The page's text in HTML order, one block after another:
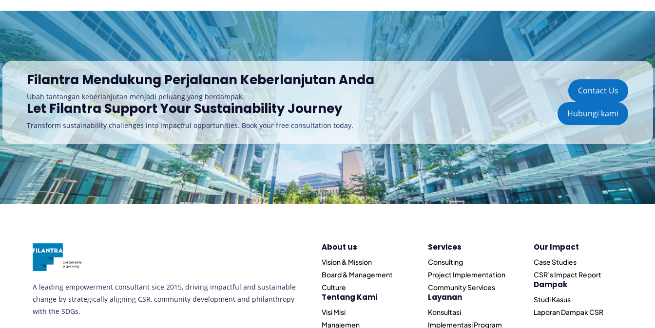
Filantra Mendukung Perjalanan Keberlanjutan Anda
Ubah tantangan keberlanjutan menjadi peluang yang berdampak.
Let Filantra Support Your Sustainability Journey
Transform sustainability challenges into impactful opportunities. Book your free consultation today.
Contact Us
Hubungi kami
A leading empowerment consultant sice 2015, driving impactful and sustainable
change by strategically aligning CSR, community development and philanthropy
with the SDGs.
About us
Vision & Mission
Board & Management
Culture
Tentang Kami
Visi Misi
Manajemen
Services
Consulting
Project Implementation
Community Services
Layanan
Konsultasi
Implementasi Program
Our Impact
Case Studies
CSR’s Impact Report
Dampak
Studi Kasus
Laporan Dampak CSR